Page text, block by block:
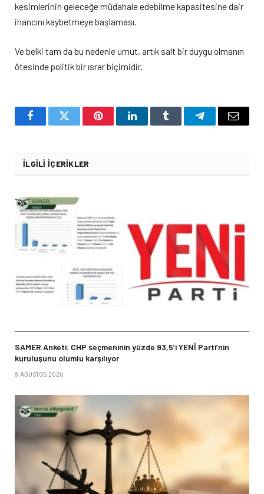
kesimlerinin geleceğe müdahale edebilme kapasitesine dair
inancını kaybetmeye başlaması.
Ve belki tam da bu nedenle umut, artık salt bir duygu olmanın
ötesinde politik bir ısrar biçimidir.
FacebookTwitter PinterestLinkedInTumblr TelegramEmail
İLGILI İÇERIKLER
SAMER Anketi: CHP seçmeninin yüzde 93,5’i YENİ Parti’nin
kuruluşunu olumlu karşılıyor
8 AĞUSTOS 2026